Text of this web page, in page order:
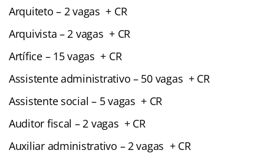
Arquiteto – 2 vagas + CR
Arquivista – 2 vagas + CR
Artífice – 15 vagas + CR
Assistente administrativo – 50 vagas + CR
Assistente social – 5 vagas + CR
Auditor fiscal – 2 vagas + CR
Auxiliar administrativo – 2 vagas + CR